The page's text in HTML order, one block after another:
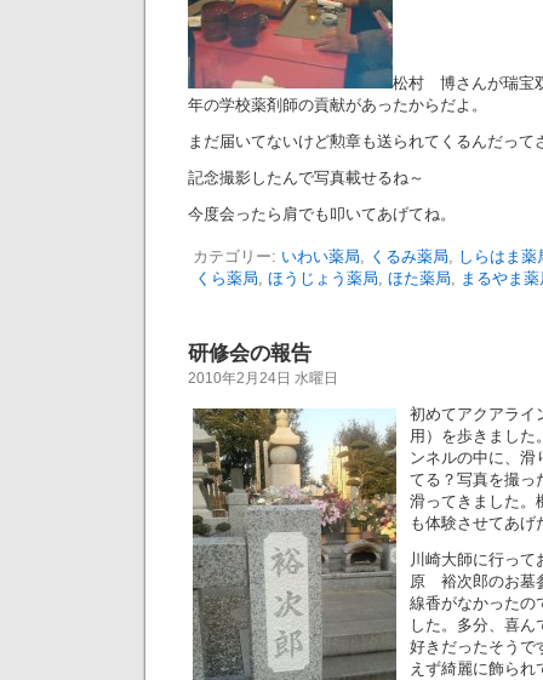
松村 博さんが瑞宝
年の学校薬剤師の貢献があったからだよ。
まだ届いてないけど勲章も送られてくるんだって
記念撮影したんで写真載せるね～
今度会ったら肩でも叩いてあげてね。
カテゴリー: いわい薬局, くるみ薬局, しらはま薬
くら薬局, ほうじょう薬局, ほた薬局, まるやま薬
研修会の報告
2010年2月24日 水曜日
初めてアクアライ
用）を歩きました
ンネルの中に、滑
てる？写真を撮っ
滑ってきました。
も体験させてあげ
川崎大師に行って
原 裕次郎のお墓
線香がなかったの
した。多分、喜ん
好きだったそうで
えず綺麗に飾られ